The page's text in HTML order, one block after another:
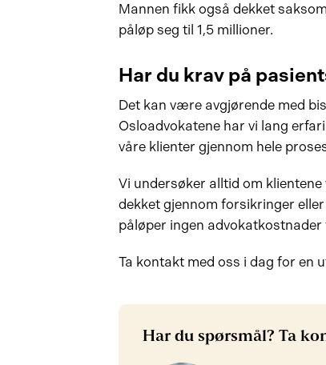
Mannen fikk også dekket
påløp seg til 1,5 millioner.
Har du krav på
Det kan være avgjørende med
Osloadvokatene har vi lang
våre klienter gjennom hele
Vi undersøker alltid om
dekket gjennom forsikringer
påløper ingen
Ta kontakt med oss i dag for en
Har du spørsmål? Ta